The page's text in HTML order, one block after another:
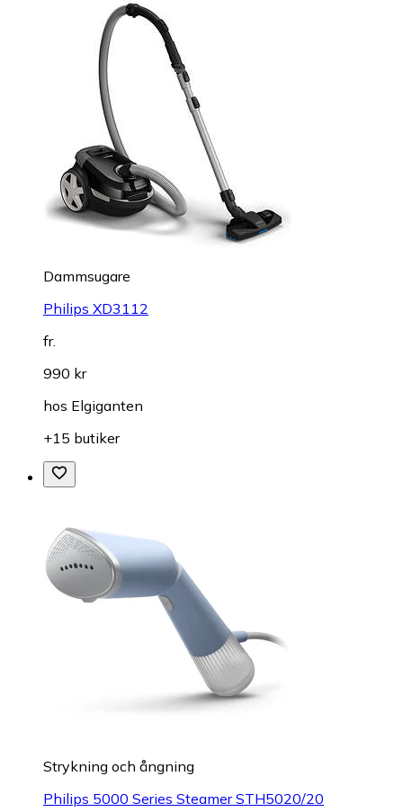
Dammsugare
Philips XD3112
fr.
990 kr
hos Elgiganten
+15 butiker
Strykning och ångning
Philips 5000 Series Steamer STH5020/20